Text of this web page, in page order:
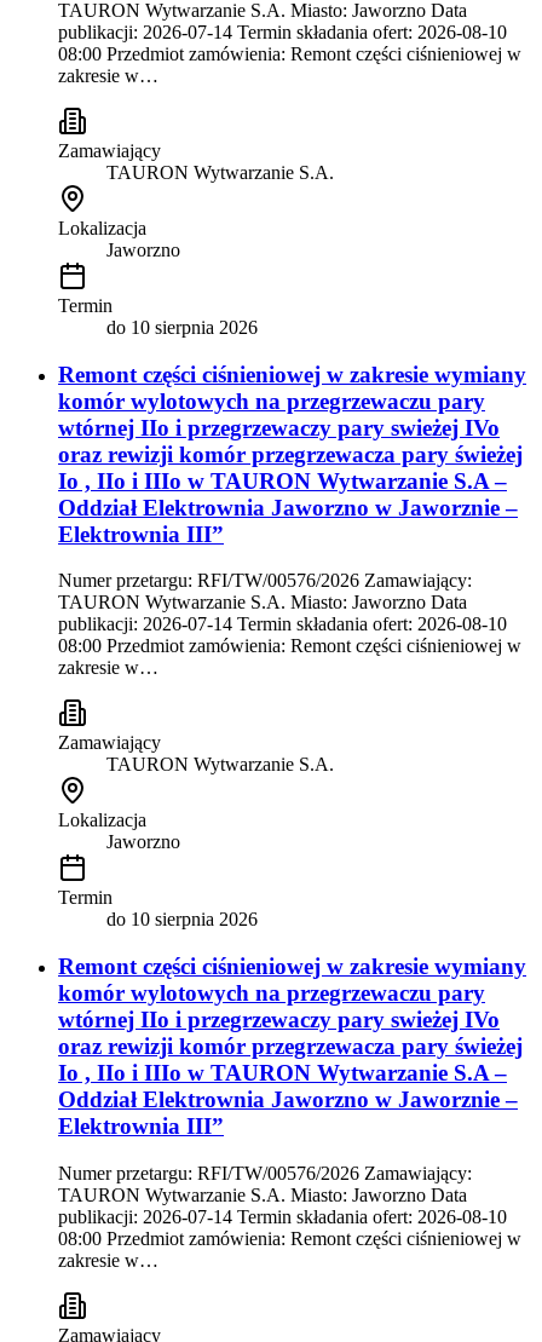
TAURON Wytwarzanie S.A. Miasto: Jaworzno Data
publikacji: 2026-07-14 Termin składania ofert: 2026-08-10
08:00 Przedmiot zamówienia: Remont części ciśnieniowej w
zakresie w…
Zamawiający
TAURON Wytwarzanie S.A.
Lokalizacja
Jaworzno
Termin
do 10 sierpnia 2026
Remont części ciśnieniowej w zakresie wymiany
komór wylotowych na przegrzewaczu pary
wtórnej IIo i przegrzewaczy pary swieżej IVo
oraz rewizji komór przegrzewacza pary świeżej
Io , IIo i IIIo w TAURON Wytwarzanie S.A –
Oddział Elektrownia Jaworzno w Jaworznie –
Elektrownia III”
Numer przetargu: RFI/TW/00576/2026 Zamawiający:
TAURON Wytwarzanie S.A. Miasto: Jaworzno Data
publikacji: 2026-07-14 Termin składania ofert: 2026-08-10
08:00 Przedmiot zamówienia: Remont części ciśnieniowej w
zakresie w…
Zamawiający
TAURON Wytwarzanie S.A.
Lokalizacja
Jaworzno
Termin
do 10 sierpnia 2026
Remont części ciśnieniowej w zakresie wymiany
komór wylotowych na przegrzewaczu pary
wtórnej IIo i przegrzewaczy pary swieżej IVo
oraz rewizji komór przegrzewacza pary świeżej
Io , IIo i IIIo w TAURON Wytwarzanie S.A –
Oddział Elektrownia Jaworzno w Jaworznie –
Elektrownia III”
Numer przetargu: RFI/TW/00576/2026 Zamawiający:
TAURON Wytwarzanie S.A. Miasto: Jaworzno Data
publikacji: 2026-07-14 Termin składania ofert: 2026-08-10
08:00 Przedmiot zamówienia: Remont części ciśnieniowej w
zakresie w…
Zamawiający